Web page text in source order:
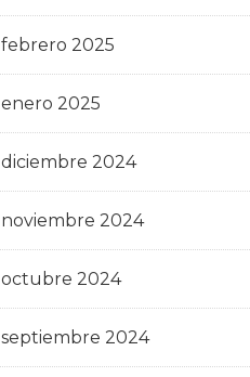
febrero 2025
enero 2025
diciembre 2024
noviembre 2024
octubre 2024
septiembre 2024